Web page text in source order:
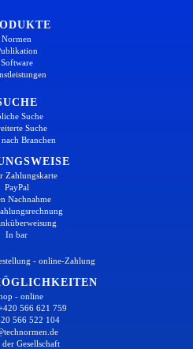
Normen
Software
Suche
Suche
nach Branchen
Zahlungskarte
PayPal
Nachnahme
In bar
- online-Zahlung
- online
566 621 759
566 522 104
Gesellschaft